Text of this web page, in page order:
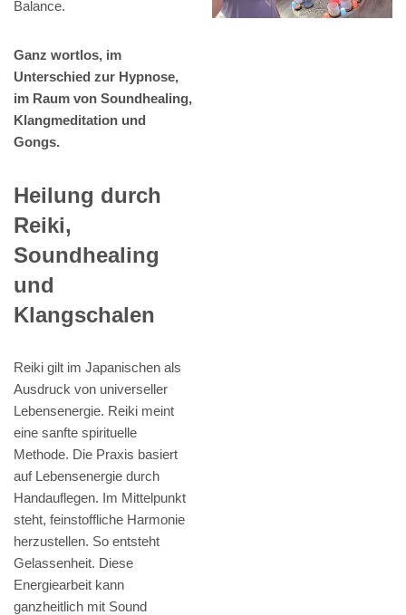
Balance.
Ganz wortlos, im
Unterschied zur Hypnose,
im Raum von Soundhealing,
Klangmeditation und
Gongs.
Heilung durch
Reiki,
Soundhealing
und
Klangschalen
Reiki gilt im Japanischen als
Ausdruck von universeller
Lebensenergie. Reiki meint
eine sanfte spirituelle
Methode. Die Praxis basiert
auf Lebensenergie durch
Handauflegen. Im Mittelpunkt
steht, feinstoffliche Harmonie
herzustellen. So entsteht
Gelassenheit. Diese
Energiearbeit kann
ganzheitlich mit Sound